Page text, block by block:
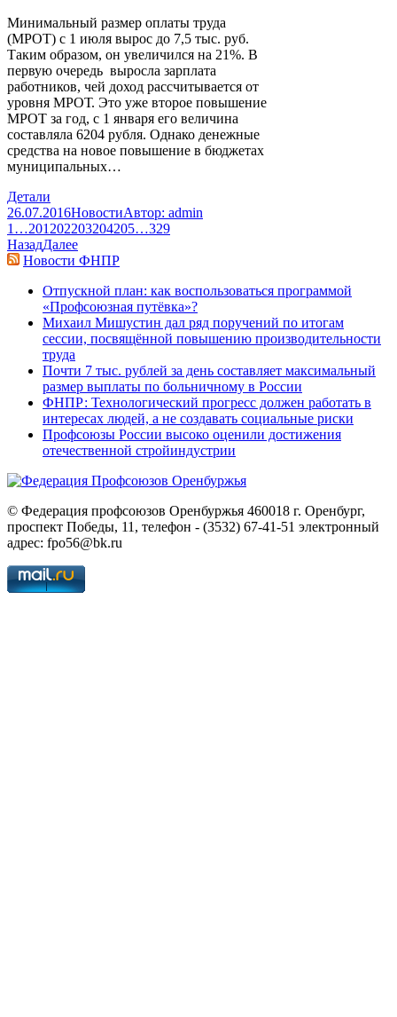
Минимальный размер оплаты труда
(МРОТ) с 1 июля вырос до 7,5 тыс. руб.
Таким образом, он увеличился на 21%. В
первую очередь выросла зарплата
работников, чей доход рассчитывается от
уровня МРОТ. Это уже второе повышение
МРОТ за год, с 1 января его величина
составляла 6204 рубля. Однако денежные
средства на новое повышение в бюджетах
муниципальных…
Детали
26.07.2016НовостиАвтор: admin
1 …201 202203204205…329
НазадДалее
Новости ФНПР
Отпускной план: как воспользоваться программой
«Профсоюзная путёвка»?
Михаил Мишустин дал ряд поручений по итогам
сессии, посвящённой повышению производительности
труда
Почти 7 тыс. рублей за день составляет максимальный
размер выплаты по больничному в России
ФНПР: Технологический прогресс должен работать в
интересах людей, а не создавать социальные риски
Профсоюзы России высоко оценили достижения
отечественной стройиндустрии
© Федерация профсоюзов Оренбуржья 460018 г. Оренбург,
проспект Победы, 11, телефон - (3532) 67-41-51 электронный
адрес: fpo56@bk.ru